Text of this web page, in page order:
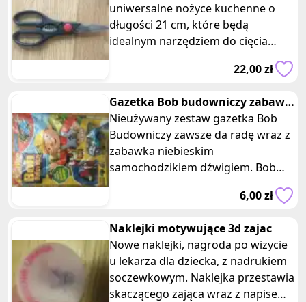
uniwersalne nożyce kuchenne o
długości 21 cm, które będą
idealnym narzędziem do cięcia
22,00 zł
Gazetka Bob budowniczy zabawki
z samochodzikiem dźwigiem
Nieużywany zestaw gazetka Bob
Budowniczy zawsze da radę wraz z
zabawka niebieskim
samochodzikiem dźwigiem. Bob
6,00 zł
Naklejki motywujące 3d zajac
Nowe naklejki, nagroda po wizycie
u lekarza dla dziecka, z nadrukiem
soczewkowym. Naklejka przestawia
skaczącego zająca wraz z napisem